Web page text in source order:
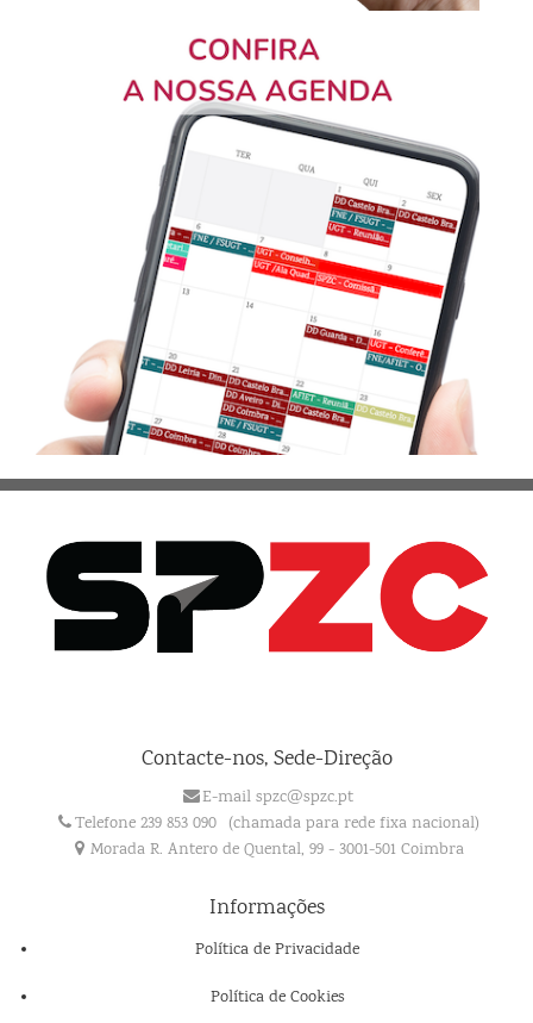
Contacte-nos, Sede-Direção
E-mail spzc@spzc.pt
Telefone 239 853 090 (chamada para rede fixa nacional)
Morada R. Antero de Quental, 99 - 3001-501 Coimbra
Informações
Política de Privacidade
Política de Cookies